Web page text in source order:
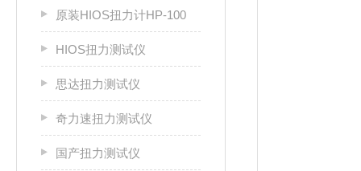
原装HIOS扭力计HP-100
HIOS扭力测试仪
思达扭力测试仪
奇力速扭力测试仪
国产扭力测试仪